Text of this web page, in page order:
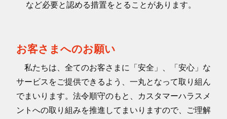
など必要と認める措置をとることがあります。
お客さまへのお願い
私たちは、全てのお客さまに「安全」、「安心」な
サービスをご提供できるよう、一丸となって取り組ん
でまいります。法令順守のもと、カスタマーハラスメ
ントへの取り組みを推進してまいりますので、ご理解